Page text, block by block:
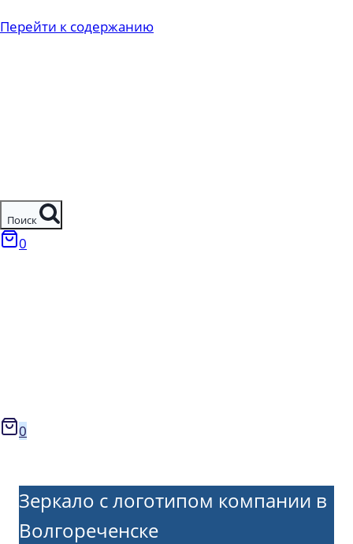
Перейти к содержанию
Поиск
0
0
Зеркало с логотипом компании в
Волгореченске